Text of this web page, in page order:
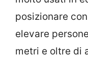
posizionare
elevare
metri e oltre di